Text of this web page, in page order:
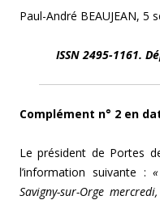
Paul-André BEAUJEAN, 5
ISSN 2495-1161.
Complément n° 2 en
Le président de Portes
l’information suivante :
Savigny-sur-Orge